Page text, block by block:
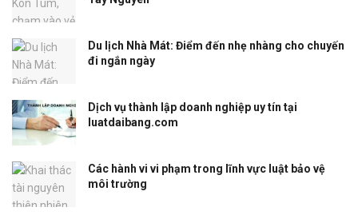
Du lịch Nhà Mát: Điểm đến nhẹ nhàng cho chuyến
đi ngắn ngày
Dịch vụ thành lập doanh nghiệp uy tín tại
luatdaibang.com
Các hành vi vi phạm trong lĩnh vực luật bảo vệ
môi trường